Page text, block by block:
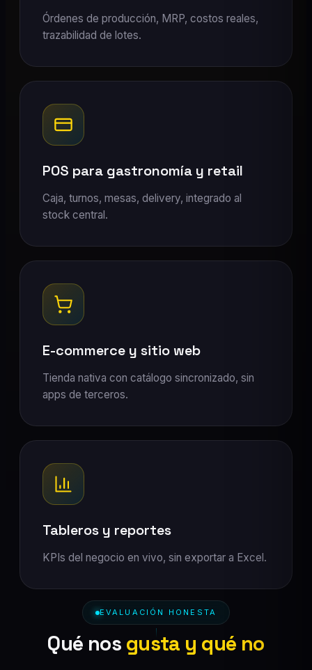
Órdenes de producción, MRP, costos reales,
trazabilidad de lotes.
POS para gastronomía y retail
Caja, turnos, mesas, delivery, integrado al
stock central.
E-commerce y sitio web
Tienda nativa con catálogo sincronizado, sin
apps de terceros.
Tableros y reportes
KPIs del negocio en vivo, sin exportar a Excel.
EVALUACIÓN HONESTA
Qué nos gusta y qué no